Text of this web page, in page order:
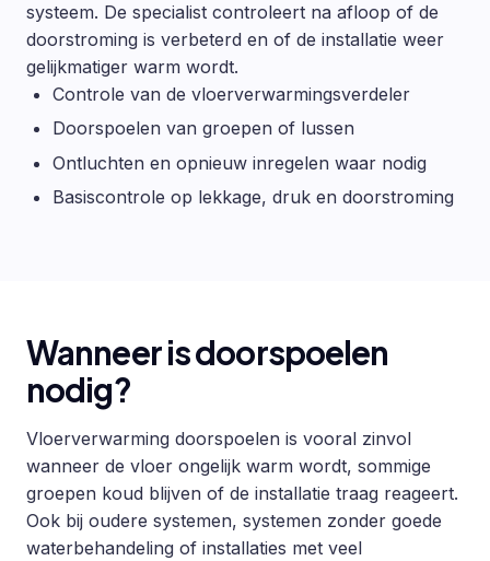
systeem. De specialist controleert na afloop of de
doorstroming is verbeterd en of de installatie weer
gelijkmatiger warm wordt.
Controle van de vloerverwarmingsverdeler
Doorspoelen van groepen of lussen
Ontluchten en opnieuw inregelen waar nodig
Basiscontrole op lekkage, druk en doorstroming
Wanneer is doorspoelen
nodig?
Vloerverwarming doorspoelen is vooral zinvol
wanneer de vloer ongelijk warm wordt, sommige
groepen koud blijven of de installatie traag reageert.
Ook bij oudere systemen, systemen zonder goede
waterbehandeling of installaties met veel